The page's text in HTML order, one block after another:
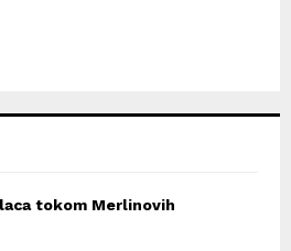
tokom Merlinovih